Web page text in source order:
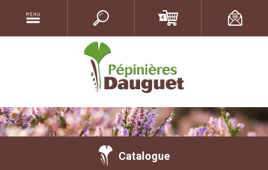
Catalogue